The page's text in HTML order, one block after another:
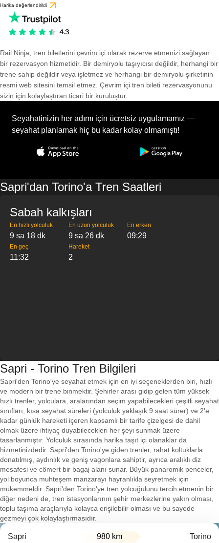
Harika değerlendirildi
Rail Ninja, tren biletlerini çevrim içi olarak rezerve etmenizi sağlayan
bir rezervasyon hizmetidir. Bir demiryolu taşıyıcısı değildir, herhangi bir
trene sahip değildir veya işletmez ve herhangi bir demiryolu şirketinin
resmi web sitesini temsil etmez. Çevrim içi tren bileti rezervasyonunu
sizin için kolaylaştıran ticari bir kuruluştur.
Seyahatinizin her adımı için ücretsiz uygulamamız —
seyahat planlamak hiç bu kadar kolay olmamıştı!
Sapri'dan Torino'a Tren Saatleri
Sabah kalkışları
En hızlı yolculuk
9 sa 18 dk
En uzun yolculuk
9 sa 26 dk
En erken
09:29
En geç
11:32
Hareket
2
Sapri - Torino Tren Bilgileri
Sapri'den Torino'ye seyahat etmek için en iyi seçeneklerden biri, hızlı
ve modern bir trene binmektir. Şehirler arası gidip gelen tüm yüksek
hızlı trenler, yolculara, aralarından seçim yapabilecekleri çeşitli seyahat
sınıfları, kısa seyahat süreleri (yolculuk yaklaşık 9 saat sürer) ve 2'e
kadar günlük hareketi içeren kapsamlı bir tarife çizelgesi de dahil
olmak üzere ihtiyaç duyabilecekleri her şeyi sunmak üzere
tasarlanmıştır. Yolculuk sırasında harika taşıt içi olanaklar da
hizmetinizdedir. Sapri'den Torino'ye giden trenler, rahat koltuklarla
donatılmış, aydınlık ve geniş vagonlara sahiptir, ayrıca aralıklı diz
mesafesi ve cömert bir bagaj alanı sunar. Büyük panaromik penceler,
yol boyunca muhteşem manzarayı hayranlıkla seyretmek için
mükemmeldir. Sapri'den Torino'ye tren yolcuğulunu tercih etmenin bir
diğer nedeni de, tren istasyonlarının şehir merkezlerine yakın olması,
toplu taşıma araçlarıyla kolayca erişilebilir olması ve bu sayede
gezmeyi çok kolaylaştırmasıdır.
Sapri 980 km Torino